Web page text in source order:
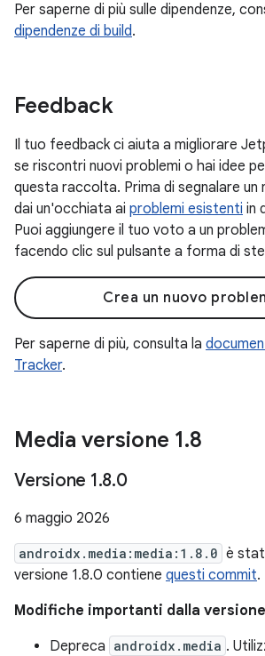
Per saperne di più sulle dipendenze,
dipendenze di build.
Feedback
Il tuo feedback ci aiuta a migliorare
se riscontri nuovi problemi o hai idee
questa raccolta. Prima di segnalare un
dai un'occhiata ai problemi esistenti in
Puoi aggiungere il tuo voto a un
facendo clic sul pulsante a forma di
Crea un nuovo
Per saperne di più, consulta la
Tracker.
Media versione 1.8
Versione 1.8.0
6 maggio 2026
androidx.media:media:1.8.0 è
versione 1.8.0 contiene questi commit.
Modifiche importanti dalla versione
Depreca androidx.media .